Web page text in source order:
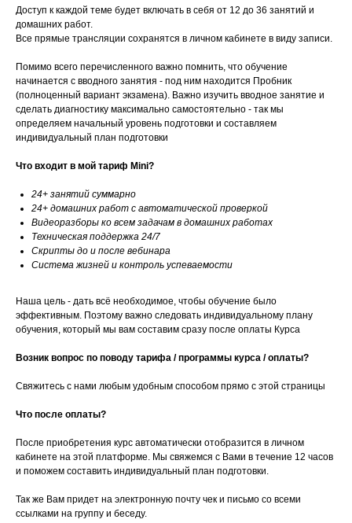
Доступ к каждой теме будет включать в себя от 12 до 36 занятий и
домашних работ.
Все прямые трансляции сохранятся в личном кабинете в виду записи.
Помимо всего перечисленного важно помнить, что обучение
начинается с вводного занятия - под ним находится Пробник
(полноценный вариант экзамена). Важно изучить вводное занятие и
сделать диагностику максимально самостоятельно - так мы
определяем начальный уровень подготовки и составляем
индивидуальный план подготовки
Что входит в мой тариф Mini?
24+ занятий суммарно
24+ домашних работ с автоматической проверкой
Видеоразборы ко всем задачам в домашних работах
Техническая поддержка 24/7
Скрипты до и после вебинара
Система жизней и контроль успеваемости
Наша цель - дать всё необходимое, чтобы обучение было
эффективным. Поэтому важно следовать индивидуальному плану
обучения, который мы вам составим сразу после оплаты Курса
Возник вопрос по поводу тарифа / программы курса / оплаты?
Свяжитесь с нами любым удобным способом прямо с этой страницы
Что после оплаты?
После приобретения курс автоматически отобразится в личном
кабинете на этой платформе. Мы свяжемся с Вами в течение 12 часов
и поможем составить индивидуальный план подготовки.
Так же Вам придет на электронную почту чек и письмо со всеми
ссылками на группу и беседу.